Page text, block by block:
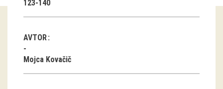
Razstavni projekti
Napovednik
Arhiv razstav
123-140
AVTOR
Mojca Kovačič